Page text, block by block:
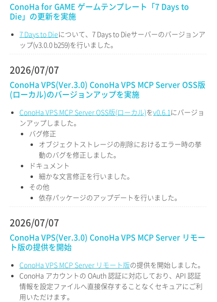
ConoHa for GAME ゲームテンプレート「7 Days to
Die」の更新を実施
7 Days to Dieについて、7 Days to Dieサーバーのバージョンア
ップ(v3.0.0 b259)を行いました。
2026/07/07
ConoHa VPS(Ver.3.0) ConoHa VPS MCP Server OSS版
(ローカル)のバージョンアップを実施
ConoHa VPS MCP Server OSS版(ローカル)をv0.6.1 にバージョ
ンアップしました。
バグ修正
オブジェクトストレージの削除におけるエラー時の挙
動のバグを修正しました。
ドキュメント
細かな文言修正を行いました。
その他
依存パッケージのアップデートを行いました。
2026/07/07
ConoHa VPS(Ver.3.0) ConoHa VPS MCP Server リモー
ト版の提供を開始
ConoHa VPS MCP Server リモート版の提供を開始しました。
ConoHa アカウントの OAuth 認証に対応しており、API 認証
情報を設定ファイルへ直接保存することなくセキュアにご利
用いただけます。